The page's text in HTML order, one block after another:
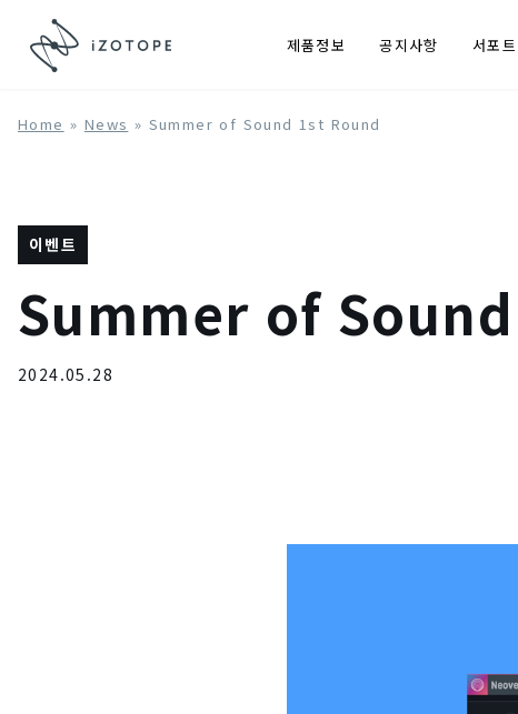
제품정보 공지사항 서포트
Home » News » Summer of Sound 1st Round
이벤트
Summer of
2024.05.28